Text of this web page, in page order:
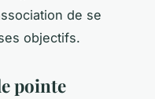
de se
objectifs.
pointe